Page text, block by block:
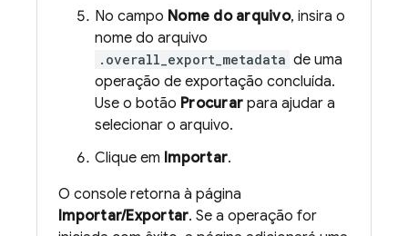
No campo Nome do arquivo, insira o
nome do arquivo
.overall_export_metadata de uma
operação de exportação concluída.
Use o botão Procurar para ajudar a
selecionar o arquivo.
Clique em Importar.
O console retorna à página
Importar/Exportar. Se a operação for